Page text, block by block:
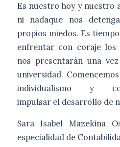
Es nuestro hoy y nuestro
ni nadaque nos
propios miedos. Es
enfrentar con coraje los
nos presentarán una
universidad.
individualismo y
impulsar el desarrollo de
Sara Isabel Mazekina
especialidad de